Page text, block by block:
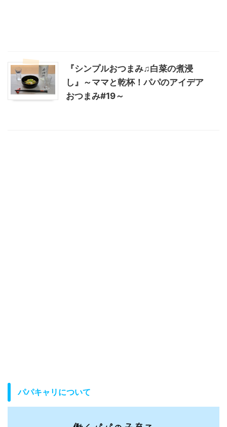
『シンプルおつまみ♫白菜の煮浸
し』～ママと乾杯！パパのアイデア
おつまみ#19～
パパキャリについて